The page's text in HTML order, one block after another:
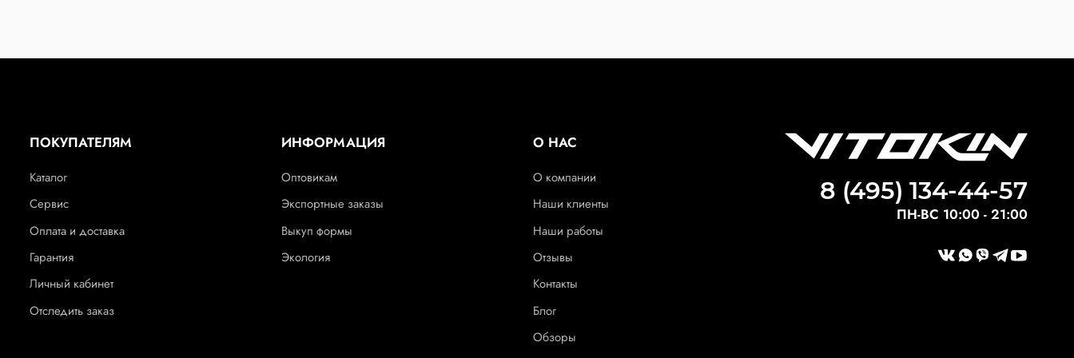
ПОКУПАТЕЛЯМ
Каталог
Сервис
Оплата и доставка
Гарантия
Личный кабинет
Отследить заказ
ИНФОРМАЦИЯ
Оптовикам
Экспортные заказы
Выкуп формы
Экология
О НАС
О компании
Наши клиенты
Наши работы
Отзывы
Контакты
Блог
Обзоры
8 (495) 134-44-57
ПН-ВС 10:00 - 21:00